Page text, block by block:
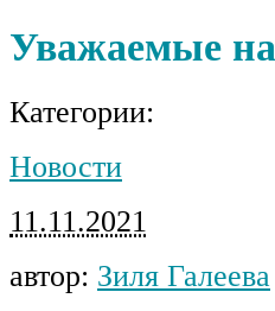
Уважаемые
Категории:
Новости
11.11.2021
автор: Зиля Галеева